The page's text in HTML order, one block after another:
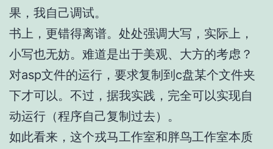
果，我自己调试。
书上，更错得离谱。处处强调大写，实际上，
小写也无妨。难道是出于美观、大方的考虑？
对asp文件的运行，要求复制到c盘某个文件夹
下才可以。不过，据我实践，完全可以实现自
动运行（程序自己复制过去）。
如此看来，这个戎马工作室和胖鸟工作室本质